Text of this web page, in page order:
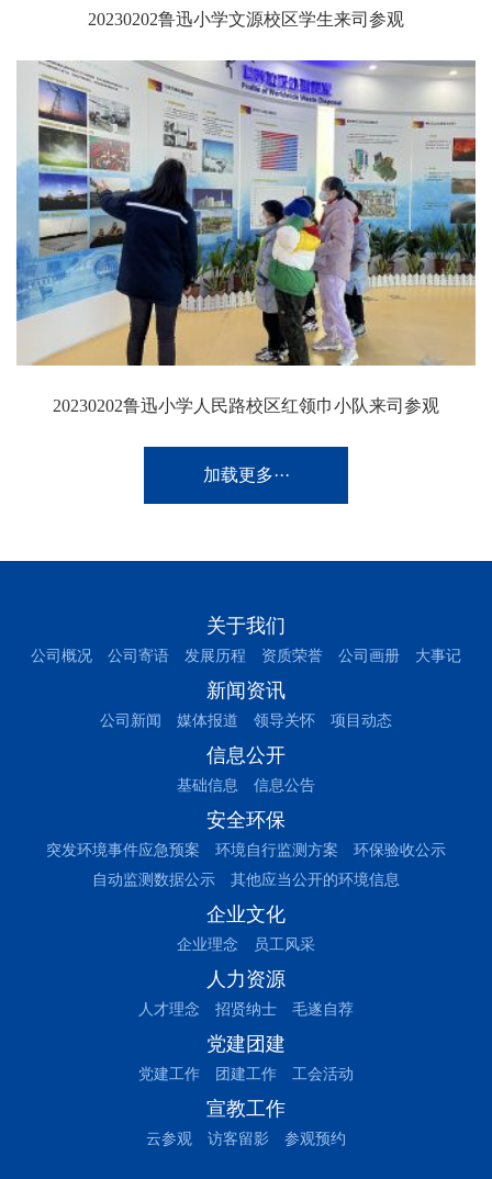
20230202鲁迅小学文源校区学生来司参观
20230202鲁迅小学人民路校区红领巾小队来司参观
加载更多···
关于我们
公司概况 公司寄语 发展历程 资质荣誉 公司画册 大事记
新闻资讯
公司新闻 媒体报道 领导关怀 项目动态
信息公开
基础信息 信息公告
安全环保
突发环境事件应急预案 环境自行监测方案
环保验收公示
自动监测数据公示
其他应当公开的环境信息
企业文化
企业理念 员工风采
人力资源
人才理念 招贤纳士 毛遂自荐
党建团建
党建工作 团建工作 工会活动
宣教工作
云参观 访客留影 参观预约